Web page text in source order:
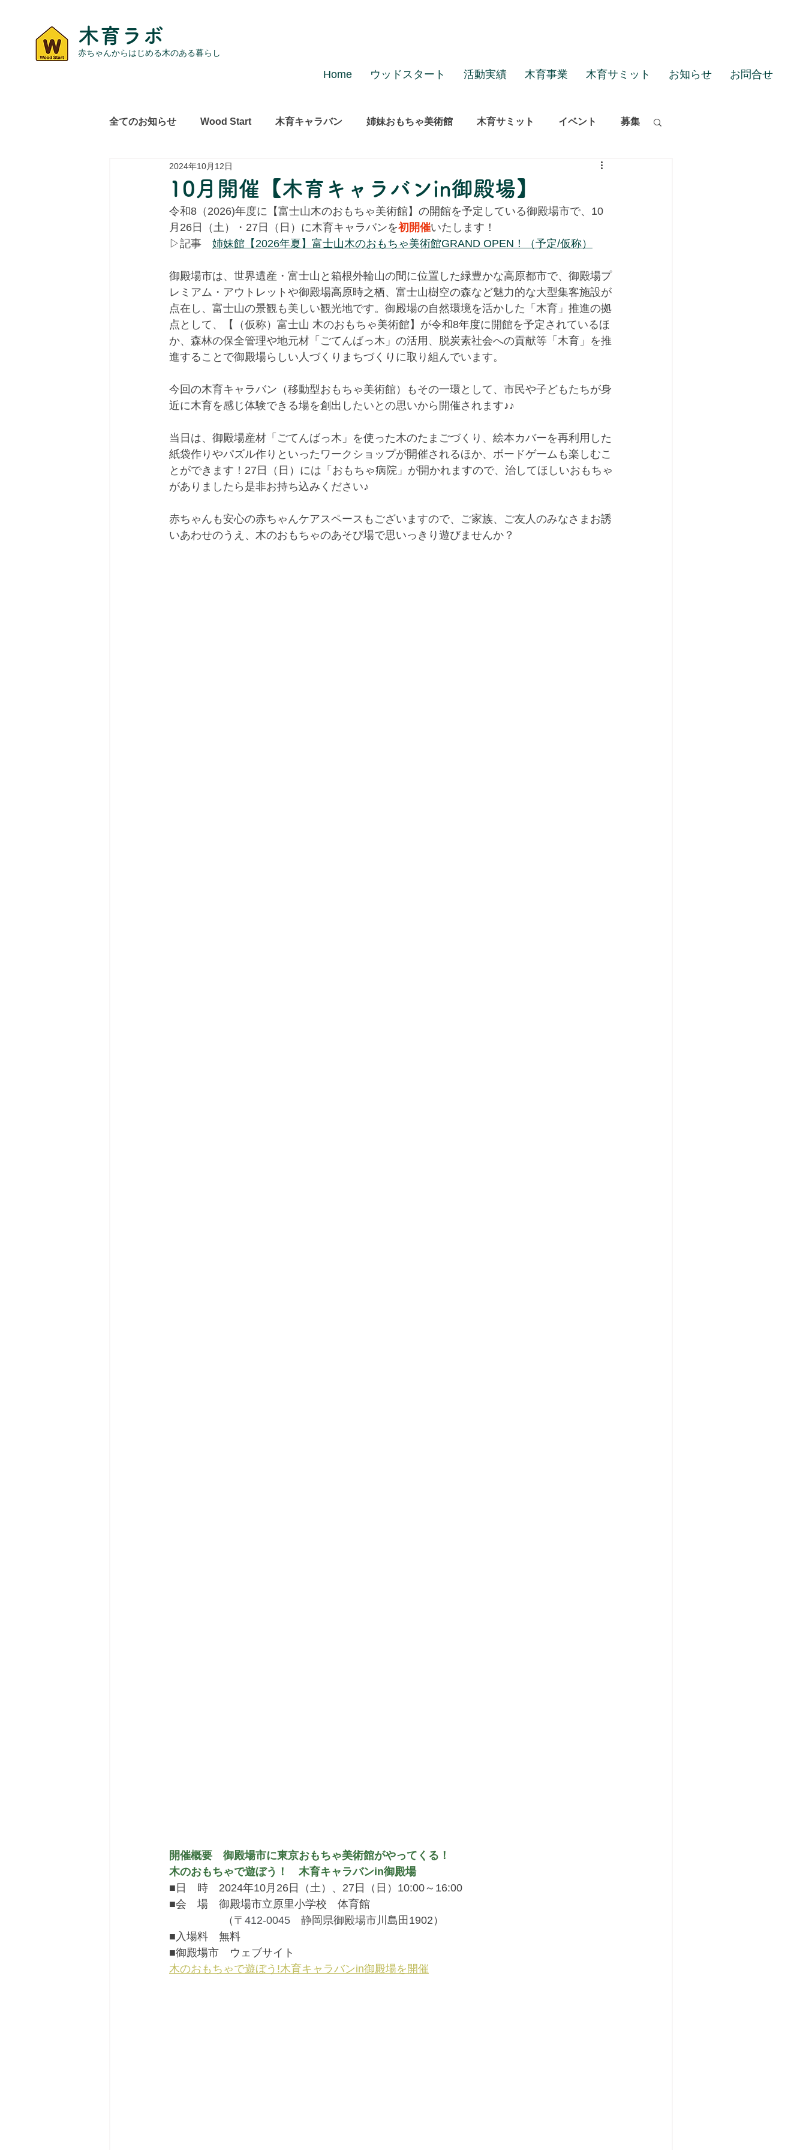
木育ラボ
赤ちゃんからはじめる木のある暮らし
Home ウッドスタート 活動実績 木育事業 木育サミット お知らせ お問合せ
全てのお知らせ Wood Start 木育キャラバン 姉妹おもちゃ美術館 木育サミット イベント 募集
レポート その他
10月開催【木育キャラバンin御殿場】
2024年10月12日
令和8（2026)年度に【富士山木のおもちゃ美術館】の開館を予定している御殿場市で、10
月26日（土）・27日（日）に木育キャラバンを初開催いたします！
▷記事 姉妹館【2026年夏】富士山木のおもちゃ美術館GRAND OPEN！（予定/仮称）
御殿場市は、世界遺産・富士山と箱根外輪山の間に位置した緑豊かな高原都市で、御殿場プ
レミアム・アウトレットや御殿場高原時之栖、富士山樹空の森など魅力的な大型集客施設が
点在し、富士山の景観も美しい観光地です。御殿場の自然環境を活かした「木育」推進の拠
点として、【（仮称）富士山 木のおもちゃ美術館】が令和8年度に開館を予定されているほ
か、森林の保全管理や地元材「ごてんばっ木」の活用、脱炭素社会への貢献等「木育」を推
進することで御殿場らしい人づくりまちづくりに取り組んでいます。
今回の木育キャラバン（移動型おもちゃ美術館）もその一環として、市民や子どもたちが身
近に木育を感じ体験できる場を創出したいとの思いから開催されます♪♪
当日は、御殿場産材「ごてんばっ木」を使った木のたまごづくり、絵本カバーを再利用した
紙袋作りやパズル作りといったワークショップが開催されるほか、ボードゲームも楽しむこ
とができます！27日（日）には「おもちゃ病院」が開かれますので、治してほしいおもちゃ
がありましたら是非お持ち込みください♪
赤ちゃんも安心の赤ちゃんケアスペースもございますので、ご家族、ご友人のみなさまお誘
いあわせのうえ、木のおもちゃのあそび場で思いっきり遊びませんか？
開催概要　御殿場市に東京おもちゃ美術館がやってくる！
木のおもちゃで遊ぼう！　木育キャラバンin御殿場
■ 日　時　2024年10月26日（土）、27日（日）10:00～16:00
■会　場　御殿場市立原里小学校　体育館
（ 〒 412-0045 静岡県御殿場市川島田1902 ）
■入場料　無料
■御殿場市　ウェブサイト
木のおもちゃで遊ぼう!木育キャラバンin御殿場を開催